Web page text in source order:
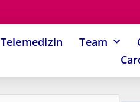
Telemedizin Team